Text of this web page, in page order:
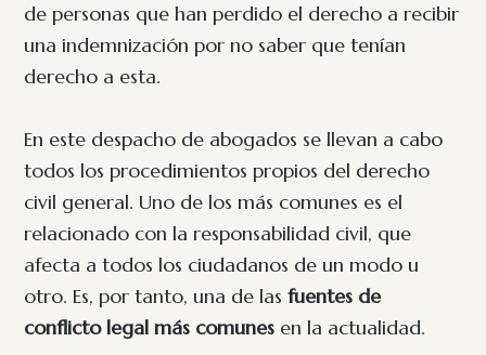
de personas que han perdido el derecho a recibir
una indemnización por no saber que tenían
derecho a esta.
En este despacho de abogados se llevan a cabo
todos los procedimientos propios del derecho
civil general. Uno de los más comunes es el
relacionado con la responsabilidad civil, que
afecta a todos los ciudadanos de un modo u
otro. Es, por tanto, una de las fuentes de
conflicto legal más comunes en la actualidad.